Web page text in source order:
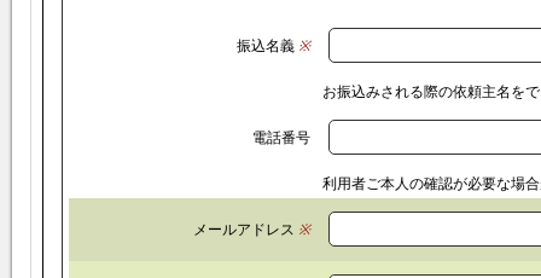
振込名義※
お振込みされる際の依頼主名を
電話番号
利用者ご本人の確認が必要な場
メールアドレス ※